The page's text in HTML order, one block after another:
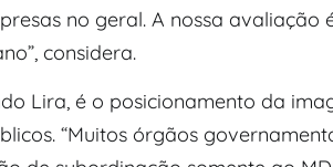
no geral. A nossa avaliação
considera.
Lira, é o posicionamento da
“Muitos órgãos